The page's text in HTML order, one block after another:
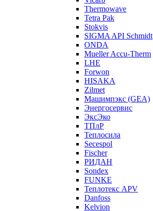
Thermowave
Tetra Pak
Stokvis
SIGMA API Schmidt
ONDA
Mueller Accu-Therm
LHE
Forwon
HISAKA
Zilmet
Машимпэкс (GEA)
Энергосервис
ЭксЭко
ТПлР
Теплосила
Secespol
Fischer
РИДАН
Sondex
FUNKE
Теплотекс APV
Danfoss
Kelvion